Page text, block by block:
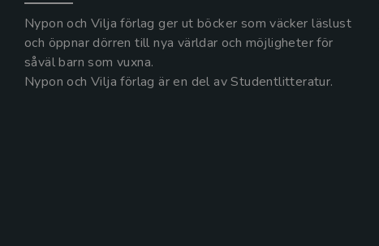
Nypon och Vilja förlag ger ut böcker som väcker läslust
och öppnar dörren till nya världar och möjligheter för
såväl barn som vuxna.
Nypon och Vilja förlag är en del av Studentlitteratur.